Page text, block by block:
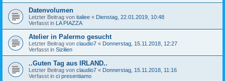
Datenvolumen
Letzter Beitrag von italiee « Dienstag, 22.01.2019, 10:48
Verfasst in LA PIAZZA
Atelier in Palermo gesucht
Letzter Beitrag von claudio7 « Donnerstag, 15.11.2018, 12:27
Verfasst in Sizilien
..Guten Tag aus IRLAND..
Letzter Beitrag von claudio7 « Donnerstag, 15.11.2018, 11:16
Verfasst in ci presentiamo